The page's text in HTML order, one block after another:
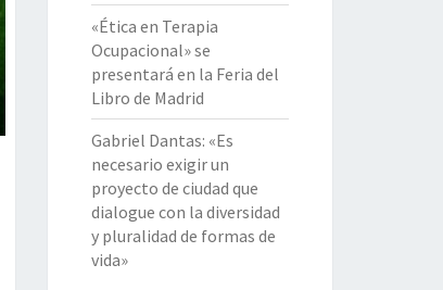
«Ética en Terapia
Ocupacional» se
presentará en la Feria del
Libro de Madrid
Gabriel Dantas: «Es
necesario exigir un
proyecto de ciudad que
dialogue con la diversidad
y pluralidad de formas de
vida»